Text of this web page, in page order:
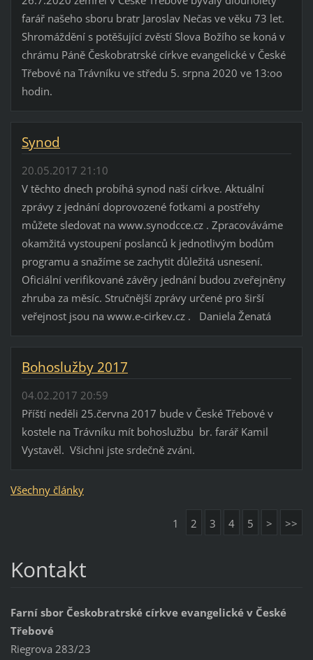
farář našeho sboru bratr Jaroslav Nečas ve věku 73 let.
Shromáždění s potěšující zvěstí Slova Božího se koná v
chrámu Páně Českobratrské církve evangelické v České
Třebové na Trávníku ve středu 5. srpna 2020 ve 13:oo
hodin.
Synod
20.05.2017 21:10
V těchto dnech probíhá synod naší církve. Aktuální
zprávy z jednání doprovozené fotkami a postřehy
můžete sledovat na www.synodcce.cz . Zpracováváme
okamžitá vystoupení poslanců k jednotlivým bodům
programu a snažíme se zachytit důležitá usnesení.
Oficiální verifikované závěry jednání budou zveřejněny
zhruba za měsíc. Stručnější zprávy určené pro širší
veřejnost jsou na www.e-cirkev.cz . Daniela Ženatá
Bohoslužby 2017
04.02.2017 20:59
Příští neděli 25.června 2017 bude v České Třebové v
kostele na Trávníku mít bohoslužbu br. farář Kamil
Vystavěl. Všichni jste srdečně zváni.
Všechny články
1 2 3 4 5 > >>
Kontakt
Farní sbor Českobratrské církve evangelické v České
Třebové
Riegrova 283/23